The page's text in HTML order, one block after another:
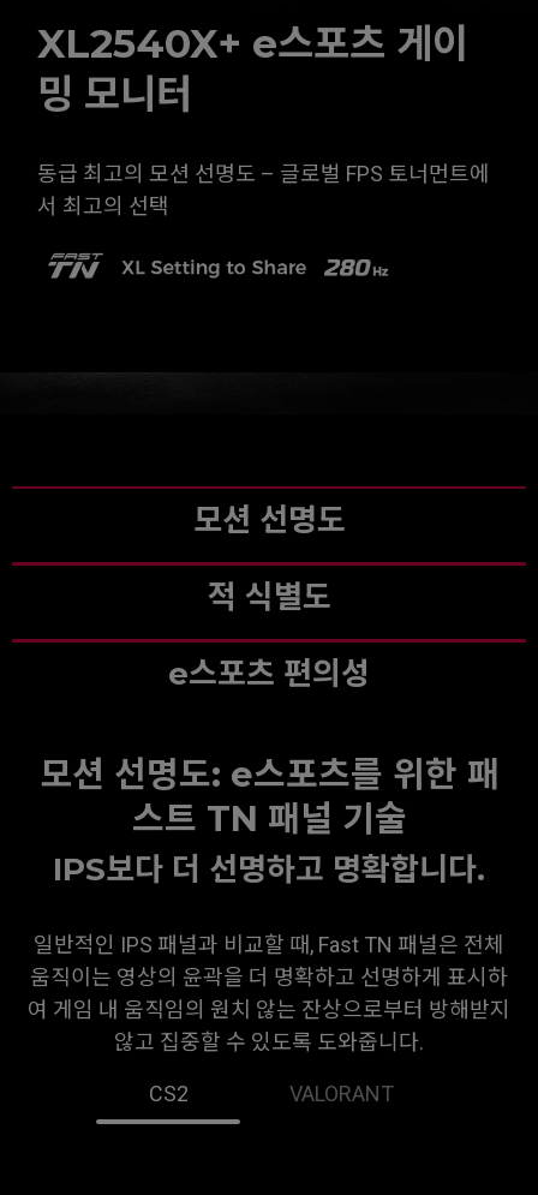
XL2540X+ e스포츠 게이
밍 모니터
동급 최고의 모션 선명도 – 글로벌 FPS 토너먼트에
서 최고의 선택
모션 선명도
적 식별도
e스포츠 편의성
모션 선명도: e스포츠를 위한 패
스트 TN 패널 기술
IPS보다 더 선명하고 명확합니다.
일반적인 IPS 패널과 비교할 때, Fast TN 패널은 전체
움직이는 영상의 윤곽을 더 명확하고 선명하게 표시하
여 게임 내 움직임의 원치 않는 잔상으로부터 방해받지
않고 집중할 수 있도록 도와줍니다.
CS2 VALORANT